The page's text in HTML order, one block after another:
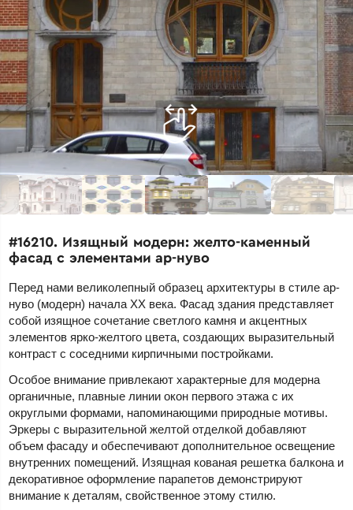
#16210. Изящный модерн: желто-каменный
фасад с элементами ар-нуво
Перед нами великолепный образец архитектуры в стиле ар-
нуво (модерн) начала XX века. Фасад здания представляет
собой изящное сочетание светлого камня и акцентных
элементов ярко-желтого цвета, создающих выразительный
контраст с соседними кирпичными постройками.
Особое внимание привлекают характерные для модерна
органичные, плавные линии окон первого этажа с их
округлыми формами, напоминающими природные мотивы.
Эркеры с выразительной желтой отделкой добавляют
объем фасаду и обеспечивают дополнительное освещение
внутренних помещений. Изящная кованая решетка балкона и
декоративное оформление парапетов демонстрируют
внимание к деталям, свойственное этому стилю.